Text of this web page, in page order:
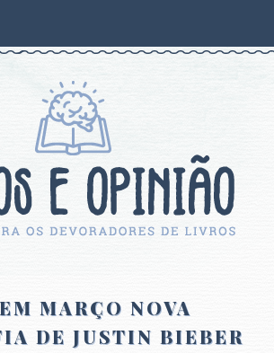
MARÇO NOVA
DE JUSTIN BIEBER